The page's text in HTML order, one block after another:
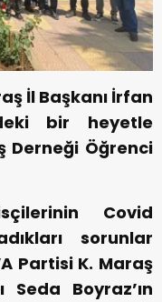
İl Başkanı İrfan
bir heyetle
Derneği Öğrenci
Covid
sorunlar
Partisi K. Maraş
Seda Boyraz’ın